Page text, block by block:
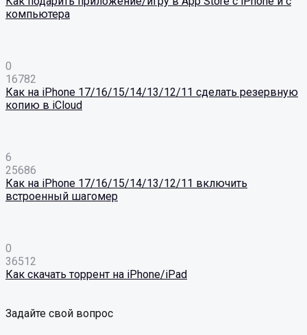
компьютера
0
16782
Как на iPhone 17/16/15/14/13/12/11 сделать резервную
копию в iCloud
6
25686
Как на iPhone 17/16/15/14/13/12/11 включить
встроенный шагомер
0
36512
Как скачать торрент на iPhone/iPad
Задайте свой вопрос